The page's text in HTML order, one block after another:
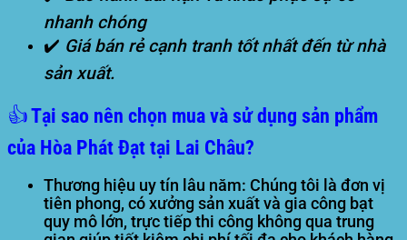
nhanh chóng
✔️ Giá bán rẻ cạnh tranh tốt nhất đến từ nhà
sản xuất.
👍 Tại sao nên chọn mua và sử dụng sản phẩm
của Hòa Phát Đạt tại Lai Châu?
Thương hiệu uy tín lâu năm: Chúng tôi là đơn vị
tiên phong, có xưởng sản xuất và gia công bạt
quy mô lớn, trực tiếp thi công không qua trung